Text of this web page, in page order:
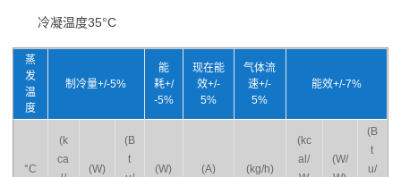
冷凝温度35°C
蒸
发
温
度
制冷量+/-5%
能
耗+/
-5%
现在能
效+/-
5%
气体流
速+/-
5%
能效+/-7%
°C
(k
ca
(W)
(B
t
(W) (A) (kg/h)
(kc
al/
(W/
(B
t
u/